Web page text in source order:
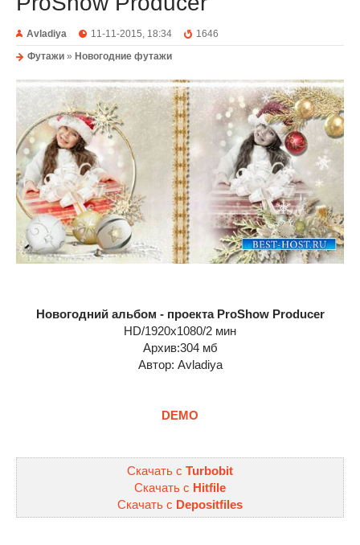
Avladiya 11-11-2015, 18:34
1646
Футажи » Новогодние футажи
Новогодний альбом - проекта ProShow Producer
HD/1920х1080/2 мин
Архив:304 мб
Автор: Avladiya
DEMO
Скачать с Turbobit
Скачать с Hitfile
Скачать с Depositfiles